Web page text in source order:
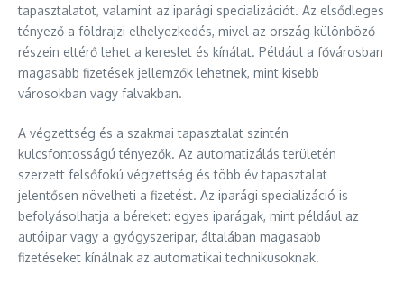
tapasztalatot, valamint az iparági specializációt. Az elsődleges
tényező a földrajzi elhelyezkedés, mivel az ország különböző
részein eltérő lehet a kereslet és kínálat. Például a fővárosban
magasabb fizetések jellemzők lehetnek, mint kisebb
városokban vagy falvakban.
A végzettség és a szakmai tapasztalat szintén
kulcsfontosságú tényezők. Az automatizálás területén
szerzett felsőfokú végzettség és több év tapasztalat
jelentősen növelheti a fizetést. Az iparági specializáció is
befolyásolhatja a béreket: egyes iparágak, mint például az
autóipar vagy a gyógyszeripar, általában magasabb
fizetéseket kínálnak az automatikai technikusoknak.